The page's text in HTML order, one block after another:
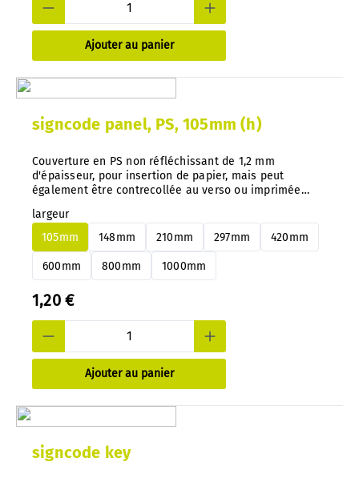
Ajouter au panier
signcode panel, PS, 105mm (h)
Couverture en PS non réfléchissant de 1,2 mm
d'épaisseur, pour insertion de papier, mais peut
également être contrecollée au verso ou imprimée
vous pouvez changer à tout moment et très facilement
les panneaux en aluminium ou en PS, sans les
démonter.
largeur
105mm
148mm 210mm 297mm 420mm
600mm 800mm 1000mm
1,20 €
Ajouter au panier
signcode key